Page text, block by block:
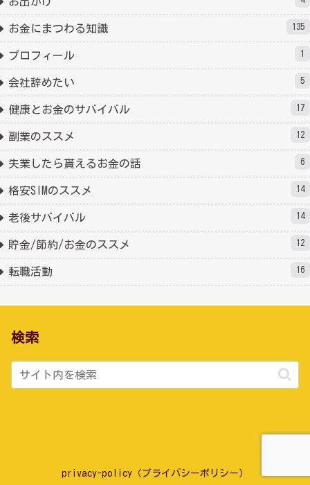
お金にまつわる知識 135
プロフィール 1
会社辞めたい 5
健康とお金のサバイバル 17
副業のススメ 12
失業したら貰えるお金の話 6
格安SIMのススメ 14
老後サバイバル 14
貯金/節約/お金のススメ 12
転職活動 16
検索
privacy-policy（プライバシーポリシー）